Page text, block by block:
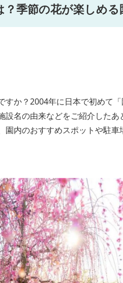
季節の花が楽しめ
すか？2004年に日本で初めて
設名の由来などをご紹介した
園内のおすすめスポットや駐